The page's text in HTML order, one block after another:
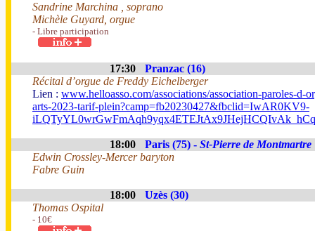
Sandrine Marchina , soprano
Michèle Guyard, orgue
- Libre participation
17:30
Pranzac (16)
Récital d’orgue de Freddy Eichelberger
Lien : www.helloasso.com/associations/association-paroles-d-
arts-2023-tarif-plein?camp=fb20230427&fbclid=IwAR0KV9-
18:00 Paris (75) - St-Pierre de Montmartre
Edwin Crossley-Mercer baryton
Fabre Guin
18:00
Uzès (30)
Thomas Ospital
- 10€